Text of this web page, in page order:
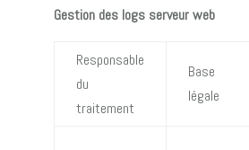
Gestion des logs serveur web
Responsable
du
traitement
Base
légale